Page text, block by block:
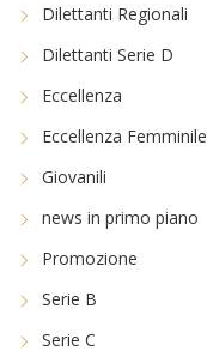
Dilettanti Regionali
Dilettanti Serie D
Eccellenza
Eccellenza Femminile
Giovanili
news in primo piano
Promozione
Serie B
Serie C